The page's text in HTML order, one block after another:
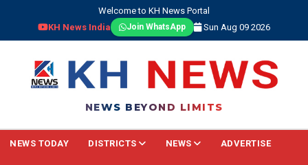
Welcome to KH News Portal
KH News India
Join WhatsApp Sun Aug 09 2026
NEWS BEYOND LIMITS
NEWS TODAY DISTRICTS NEWS ADVERTISE